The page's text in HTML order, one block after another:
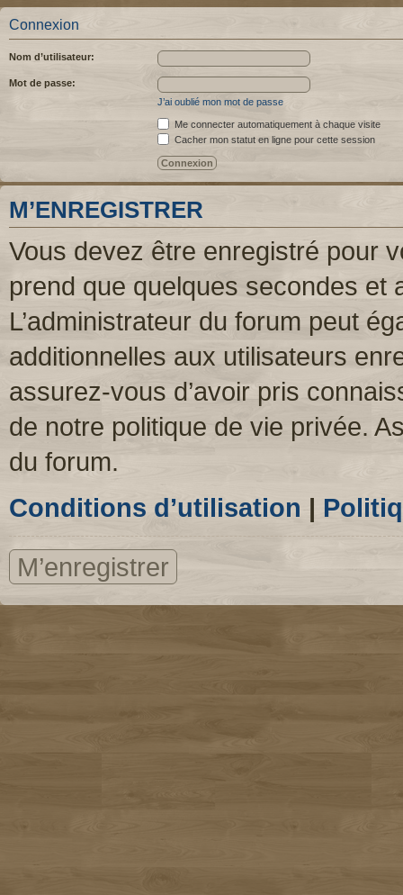
Connexion
Nom d’utilisateur:
Mot de passe:
J’ai oublié mon mot de passe
Me connecter automatiquement à chaque visite
Cacher mon statut en ligne pour cette session
M’ENREGISTRER
Vous devez être enregistré pour
prend que quelques secondes et
L’administrateur du forum peut
additionnelles aux utilisateurs
assurez-vous d’avoir pris
de notre politique de vie privée.
du forum.
Conditions d’utilisation |
M’enregistrer